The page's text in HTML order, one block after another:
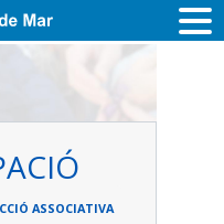
ASSOCIATIVA